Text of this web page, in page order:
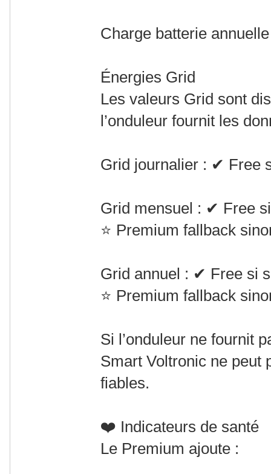
Charge batterie
Énergies Grid
Les valeurs Grid sont
l’onduleur fournit les
Grid journalier : ✔ Free
Grid mensuel : ✔ Free
⭐ Premium fallback
Grid annuel : ✔ Free si
⭐ Premium fallback
Si l’onduleur ne fournit
Smart Voltronic ne peut
fiables.
❤️ Indicateurs de santé
Le Premium ajoute :